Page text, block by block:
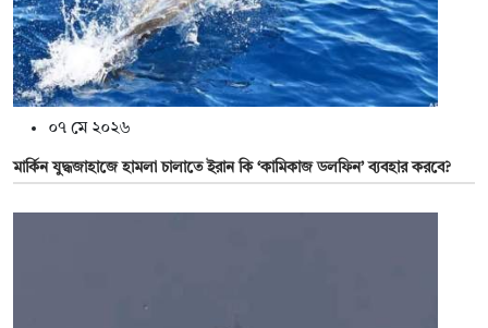
০৭ মে ২০২৬
মার্কিন যুদ্ধজাহাজে হামলা চালাতে ইরান কি ‘কামিকাজ ডলফিন’ ব্যবহার করবে?